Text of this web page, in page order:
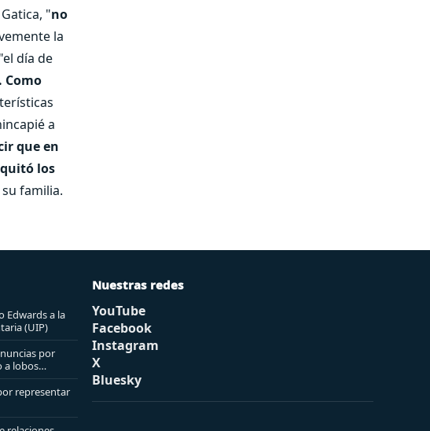
"no
la
día de
. Como
a
que en
los
familia.
Edwards a la
(UIP)
por
a lobos
representar
Nuestras redes
YouTube
Facebook
Instagram
X
Bluesky